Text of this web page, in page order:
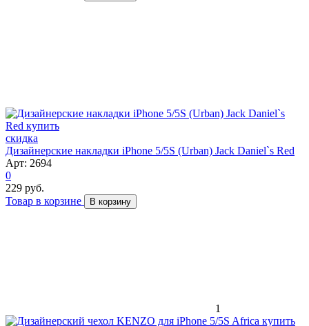
скидка
Дизайнерские накладки iPhone 5/5S (Urban) Jack Daniel`s Red
Арт: 2694
0
229 руб.
Товар в корзине
В корзину
1